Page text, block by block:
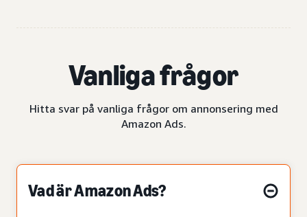
Vanliga frågor
Hitta svar på vanliga frågor om annonsering med
Amazon Ads.
Vad är Amazon Ads?